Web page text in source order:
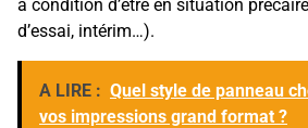
à condition d’être en situation
d’essai, intérim…).
A LIRE : Quel style de panneau
vos impressions grand format ?